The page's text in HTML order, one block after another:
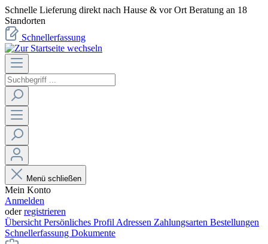
Schnelle Lieferung direkt nach Hause & vor Ort Beratung an 18
Standorten
Schnellerfassung
Menü schließen
Mein Konto
Anmelden
oderregistrieren
Übersicht Persönliches Profil Adressen Zahlungsarten Bestellungen
Schnellerfassung Dokumente